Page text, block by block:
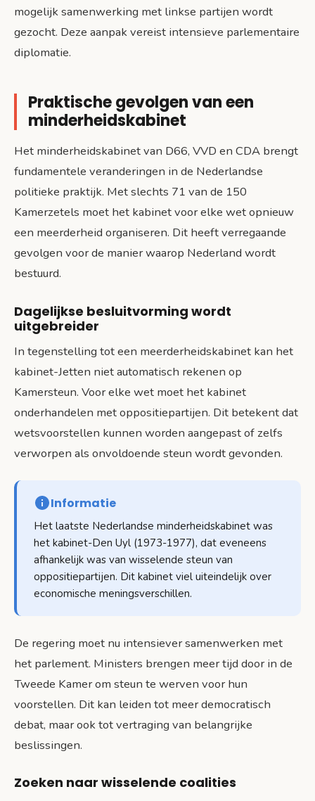
mogelijk samenwerking met linkse partijen wordt
gezocht. Deze aanpak vereist intensieve parlementaire
diplomatie.
Praktische gevolgen van een
minderheidskabinet
Het minderheidskabinet van D66, VVD en CDA brengt
fundamentele veranderingen in de Nederlandse
politieke praktijk. Met slechts 71 van de 150
Kamerzetels moet het kabinet voor elke wet opnieuw
een meerderheid organiseren. Dit heeft verregaande
gevolgen voor de manier waarop Nederland wordt
bestuurd.
Dagelijkse besluitvorming wordt
uitgebreider
In tegenstelling tot een meerderheidskabinet kan het
kabinet-Jetten niet automatisch rekenen op
Kamersteun. Voor elke wet moet het kabinet
onderhandelen met oppositiepartijen. Dit betekent dat
wetsvoorstellen kunnen worden aangepast of zelfs
verworpen als onvoldoende steun wordt gevonden.
Informatie
Het laatste Nederlandse minderheidskabinet was
het kabinet-Den Uyl (1973-1977), dat eveneens
afhankelijk was van wisselende steun van
oppositiepartijen. Dit kabinet viel uiteindelijk over
economische meningsverschillen.
De regering moet nu intensiever samenwerken met
het parlement. Ministers brengen meer tijd door in de
Tweede Kamer om steun te werven voor hun
voorstellen. Dit kan leiden tot meer democratisch
debat, maar ook tot vertraging van belangrijke
beslissingen.
Zoeken naar wisselende coalities